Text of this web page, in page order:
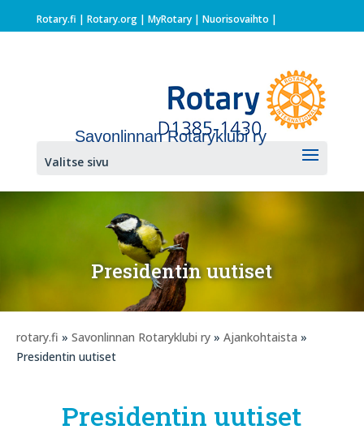
Rotary.fi | Rotary.org| MyRotary | Nuorisovaihto |
Savonlinnan Rotaryklubi ry
Valitse sivu
Presidentin uutiset
rotary.fi » Savonlinnan Rotaryklubi ry » Ajankohtaista »
Presidentin uutiset
Presidentin uutiset